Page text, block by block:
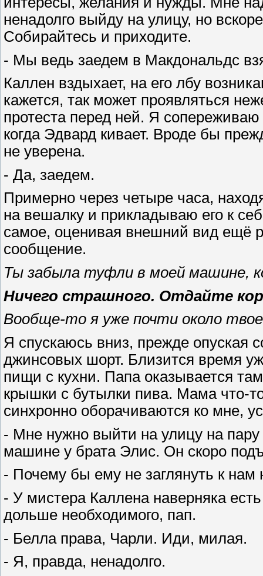
ненадолго выйду на улицу, но
Собирайтесь и приходите.
- Мы ведь заедем в Макдональдс
Каллен вздыхает, на его лбу
кажется, так может проявляться
протеста перед ней. Я
когда Эдвард кивает. Вроде бы
не уверена.
- Да, заедем.
Примерно через четыре часа,
на вешалку и прикладываю его к
самое, оценивая внешний вид ещё
сообщение.
Ты забыла туфли в моей машине,
Ничего страшного. Отдайте
Вообще-то я уже почти около
Я спускаюсь вниз, прежде опуская
джинсовых шорт. Близится время
пищи с кухни. Папа оказывается
крышки с бутылки пива. Мама что-
синхронно оборачиваются ко мне,
- Мне нужно выйти на улицу на
машине у брата Элис. Он скоро
- Почему бы ему не заглянуть к нам
- У мистера Каллена наверняка
дольше необходимого, пап.
- Белла права, Чарли. Иди, милая.
- Я, правда, ненадолго.